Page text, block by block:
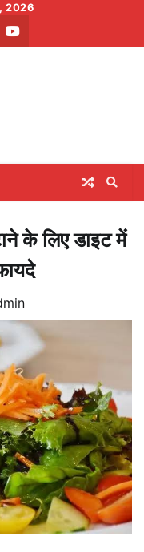
2026
youtube
के लिए डाइट में